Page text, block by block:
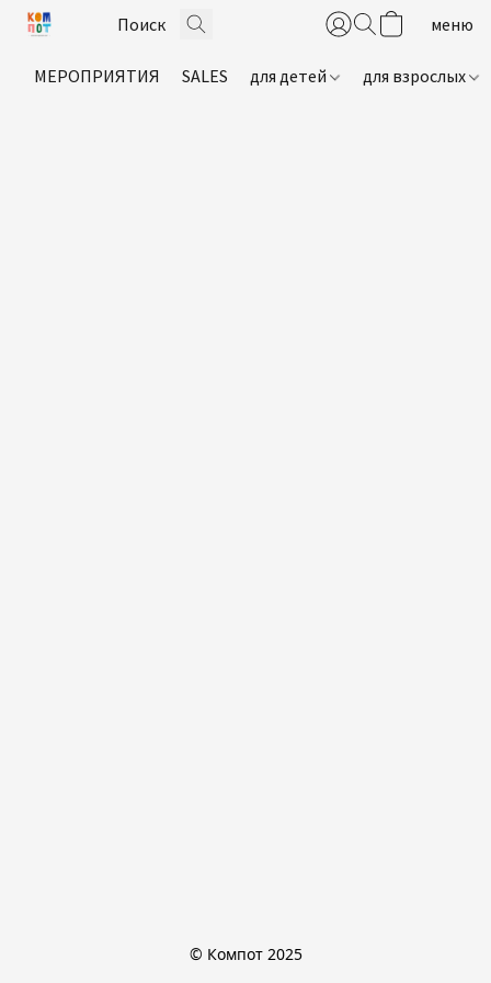
МЕРОПРИЯТИЯ SALES для детей для взрослых
© Компот 2025